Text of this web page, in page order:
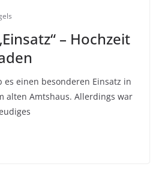
– Hochzeit
es einen besonderen Einsatz in
alten Amtshaus. Allerdings war